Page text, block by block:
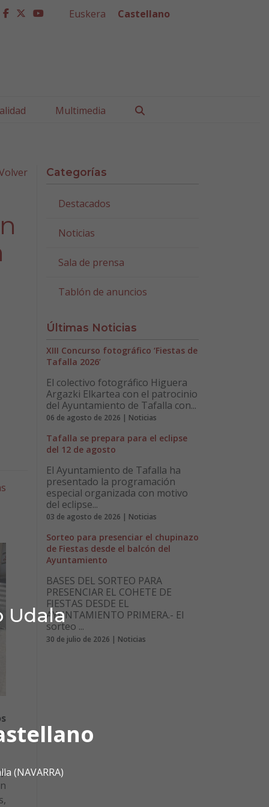
Udala
(NAVARRA)
facebook
twitter
youtube
Euskera Castellano
Multimedia
Categorías
Destacados
Noticias
Sala de prensa
Tablón de anuncios
Últimas Noticias
XIII Concurso fotográfico ‘Fiestas de
Tafalla 2026’
El colectivo fotográfico Higuera
Argazki Elkartea con el patrocinio
del Ayuntamiento de Tafalla con...
06 de agosto de 2026 | Noticias
Tafalla se prepara para el eclipse
del 12 de agosto
El Ayuntamiento de Tafalla ha
presentado la programación
especial organizada con motivo
del eclipse...
03 de agosto de 2026 | Noticias
Sorteo para presenciar el chupinazo
de Fiestas desde el balcón del
Ayuntamiento
BASES DEL SORTEO PARA
PRESENCIAR EL COHETE DE
FIESTAS DESDE EL
AYUNTAMIENTO PRIMERA.- El
sorteo ...
30 de julio de 2026 | Noticias